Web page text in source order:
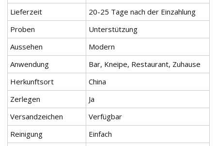
Lieferzeit
20-25 Tage nach der Einzahlung
Proben
Unterstützung
Aussehen
Modern
Anwendung
Bar, Kneipe, Restaurant, Zuhause
Herkunftsort
China
Zerlegen
Ja
Versandzeichen
Verfügbar
Reinigung
Einfach